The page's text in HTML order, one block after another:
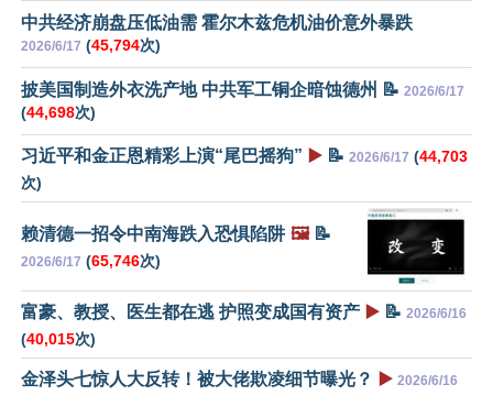
中共经济崩盘压低油需 霍尔木兹危机油价意外暴跌
2026/6/17 (45,794次)
披美国制造外衣洗产地 中共军工铜企暗蚀德州 📝 2026/6/17
(44,698次)
习近平和金正恩精彩上演“尾巴摇狗” ▶️ 📝 2026/6/17 (44,703
次)
赖清德一招令中南海跌入恐惧陷阱 🖼️📝
2026/6/17 (65,746次)
富豪、教授、医生都在逃 护照变成国有资产 ▶️ 📝 2026/6/16
(40,015次)
金泽头七惊人大反转！被大佬欺凌细节曝光？ ▶️ 2026/6/16